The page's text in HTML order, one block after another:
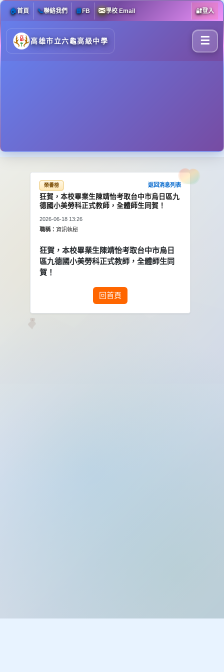
🏠首頁 📞聯絡我們 📘FB 學校 Email 🔐登入
高雄市立六龜高級中學 ☰
榮譽榜 返回消息列表
狂賀，本校畢業生陳靖怡考取台中市烏日區九
德國小美勞科正式教師，全體師生同賀！
2026-06-18 13:26
職稱： 資訊執秘
狂賀，本校畢業生陳靖怡考取台中市烏日
區九德國小美勞科正式教師，全體師生同
賀！
回首頁